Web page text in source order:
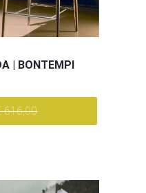
| BONTEMPI
616,00